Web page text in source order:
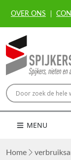
OVER ONS
MENU
Home